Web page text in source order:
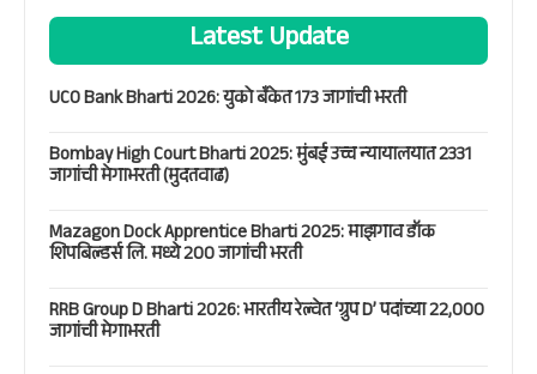
Latest Update
UCO Bank Bharti 2026: युको बँकेत 173 जागांची भरती
Bombay High Court Bharti 2025: मुंबई उच्च न्यायालयात 2331
जागांची मेगाभरती (मुदतवाढ)
Mazagon Dock Apprentice Bharti 2025: माझगाव डॉक
शिपबिल्डर्स लि. मध्ये 200 जागांची भरती
RRB Group D Bharti 2026: भारतीय रेल्वेत ‘ग्रुप D’ पदांच्या 22,000
जागांची मेगाभरती